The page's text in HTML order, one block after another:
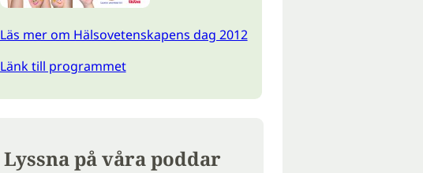
Läs mer om Hälsovetenskapens dag 2012
Länk till programmet
Lyssna på våra poddar